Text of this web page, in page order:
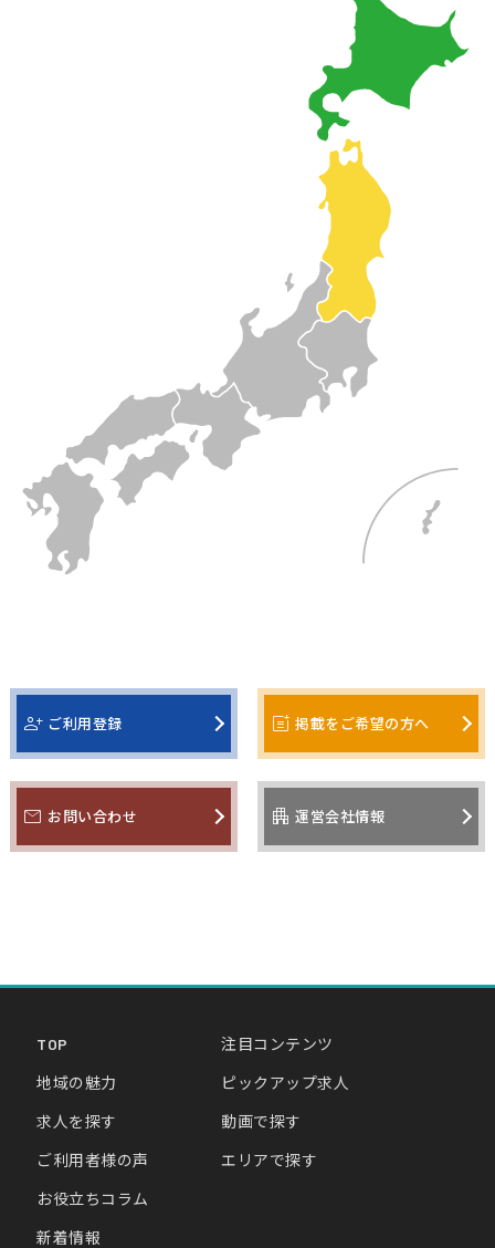
person_add ご利用登録 post_add 掲載をご希望の方へ
mail お問い合わせ apartment 運営会社情報
TOP
地域の魅力
求人を探す
ご利用者様の声
お役立ちコラム
新着情報
注目コンテンツ
ピックアップ求人
動画で探す
エリアで探す